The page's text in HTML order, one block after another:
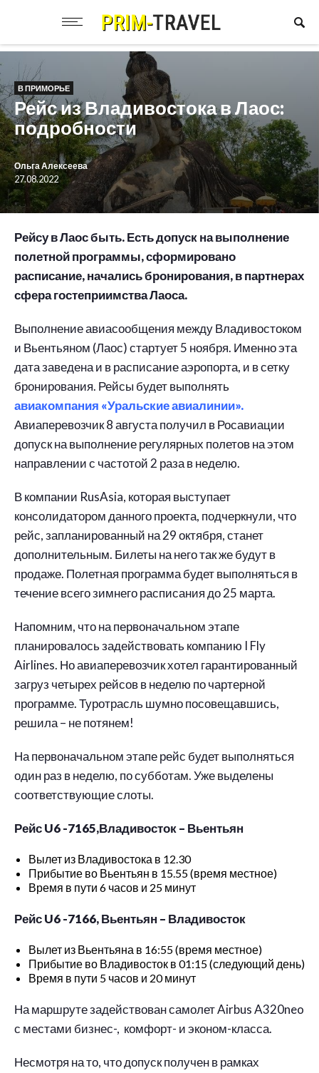
В ПРИМОРЬЕ
Рейс из Владивостока в Лаос:
подробности
Ольга Алексеева
27.08.2022
Рейсу в Лаос быть. Есть допуск на выполнение
полетной программы, сформировано
расписание, начались бронирования, в партнерах
сфера гостеприимства Лаоса.
Выполнение авиасообщения между Владивостоком
и Вьентьяном (Лаос) стартует 5 ноября. Именно эта
дата заведена и в расписание аэропорта, и в сетку
бронирования. Рейсы будет выполнять
авиакомпания «Уральские авиалинии».
Авиаперевозчик 8 августа получил в Росавиации
допуск на выполнение регулярных полетов на этом
направлении с частотой 2 раза в неделю.
В компании RusAsia, которая выступает
консолидатором данного проекта, подчеркнули, что
рейс, запланированный на 29 октября, станет
дополнительным. Билеты на него так же будут в
продаже. Полетная программа будет выполняться в
течение всего зимнего расписания до 25 марта.
Напомним, что на первоначальном этапе
планировалось задействовать компанию I Fly
Airlines. Но авиаперевозчик хотел гарантированный
загруз четырех рейсов в неделю по чартерной
программе. Туротрасль шумно посовещавшись,
решила – не потянем!
На первоначальном этапе рейс будет выполняться
один раз в неделю, по субботам. Уже выделены
соответствующие слоты.
Рейс U6 -7165,Владивосток – Вьентьян
Вылет из Владивостока в 12.30
Прибытие во Вьентьян в 15.55 (время местное)
Время в пути 6 часов и 25 минут
Рейс U6 -7166, Вьентьян – Владивосток
Вылет из Вьентьяна в 16:55 (время местное)
Прибытие во Владивосток в 01:15 (следующий день)
Время в пути 5 часов и 20 минут
На маршруте задействован самолет Airbus A320neo
с местами бизнес-, комфорт- и эконом-класса.
Несмотря на то, что допуск получен в рамках